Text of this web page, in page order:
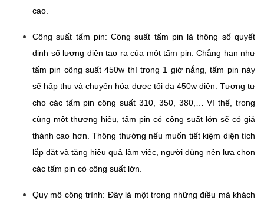
cao.
Công suất tấm pin: Công suất tấm pin là thông số quyết
định số lượng điện tạo ra của một tấm pin. Chẳng hạn như
tấm pin công suất 450w thì trong 1 giờ nắng, tấm pin này
sẽ hấp thụ và chuyển hóa được tối đa 450w điện. Tương tự
cho các tấm pin công suất 310, 350, 380,… Vì thế, trong
cùng một thương hiệu, tấm pin có công suất lớn sẽ có giá
thành cao hơn. Thông thường nếu muốn tiết kiệm diện tích
lắp đặt và tăng hiệu quả làm việc, người dùng nên lựa chọn
các tấm pin có công suất lớn.
Quy mô công trình: Đây là một trong những điều mà khách